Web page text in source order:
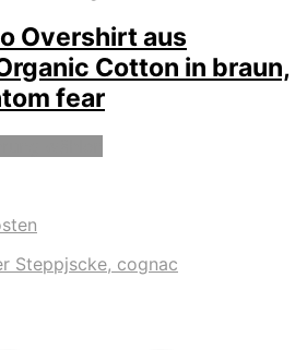
Overshirt aus
Cotton in braun,
fear
Die